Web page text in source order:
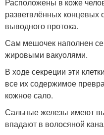
разветвлённых концевых
выводного протока.
Сам мешочек наполнен
жировыми вакуолями.
В ходе секреции эти
все их содержимое
кожное сало.
Сальные железы имеют
впадают в волосяной